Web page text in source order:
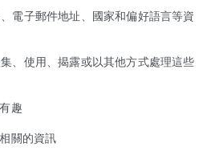
電子郵件地址、國家和偏好語言等資
、使用、揭露或以其他方式處理這些
趣
關的資訊